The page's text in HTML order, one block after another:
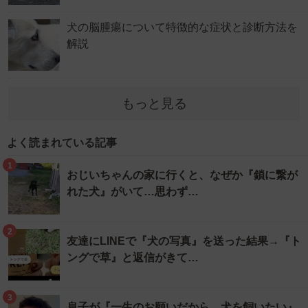
犬の脳腫瘍について特徴的な症状と診断方法を
解説
もっと見る
よく読まれている記事
1
おじいちゃんの家に行くと、なぜか『鎖に繋が
れた犬』がいて…思わず…
2
友達にLINEで『犬の写真』を送った結果→『ト
ングで草』と返信がきて…
3